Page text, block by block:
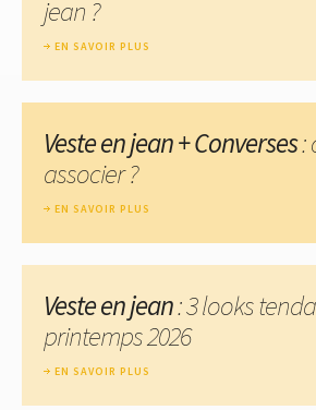
jean ?
EN SAVOIR PLUS
Veste en jean + Converses:
associer ?
EN SAVOIR PLUS
Veste en jean: 3 looks
printemps 2026
EN SAVOIR PLUS